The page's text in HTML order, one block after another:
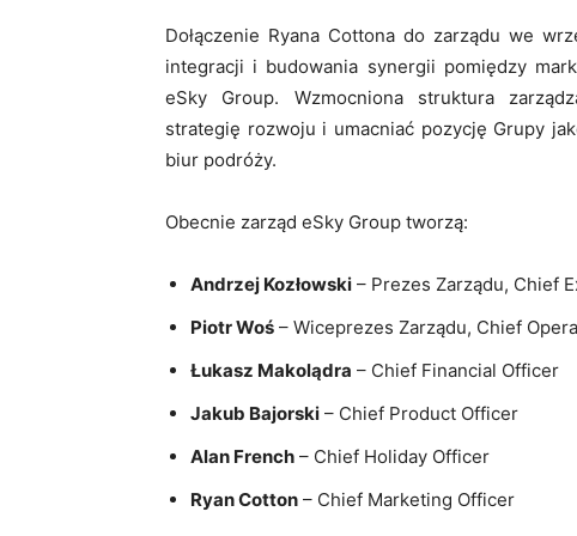
Dołączenie Ryana Cottona do zarządu we
integracji i budowania synergii pomiędzy
eSky Group. Wzmocniona struktura
strategię rozwoju i umacniać pozycję Grupy
biur podróży.
Obecnie zarząd eSky Group tworzą:
Andrzej Kozłowski – Prezes Zarządu, Chief
Piotr Woś – Wiceprezes Zarządu, Chief
Łukasz Makolądra – Chief Financial Officer
Jakub Bajorski – Chief Product Officer
Alan French – Chief Holiday Officer
Ryan Cotton – Chief Marketing Officer